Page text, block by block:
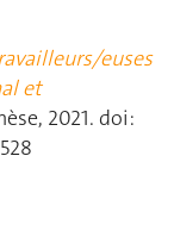
euses
et
2021. doi: